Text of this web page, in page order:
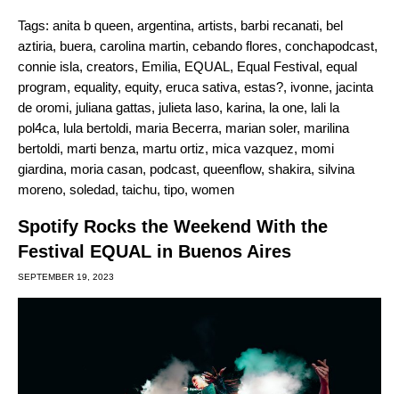
Tags: anita b queen, argentina, artists, barbi recanati, bel
aztiria, buera, carolina martin, cebando flores, conchapodcast,
connie isla, creators, Emilia, EQUAL, Equal Festival, equal
program, equality, equity, eruca sativa, estas?, ivonne, jacinta
de oromi, juliana gattas, julieta laso, karina, la one, lali la
pol4ca, lula bertoldi, maria Becerra, marian soler, marilina
bertoldi, marti benza, martu ortiz, mica vazquez, momi
giardina, moria casan, podcast, queenflow, shakira, silvina
moreno, soledad, taichu, tipo, women
Spotify Rocks the Weekend With the
Festival EQUAL in Buenos Aires
SEPTEMBER 19, 2023